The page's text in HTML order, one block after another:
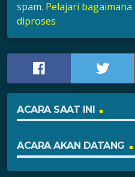
spam. Pelajari
diproses
ACARA SAAT INI
ACARA AKAN DATANG